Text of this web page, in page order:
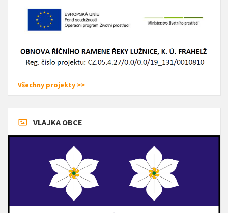
Všechny projekty >>
VLAJKA OBCE